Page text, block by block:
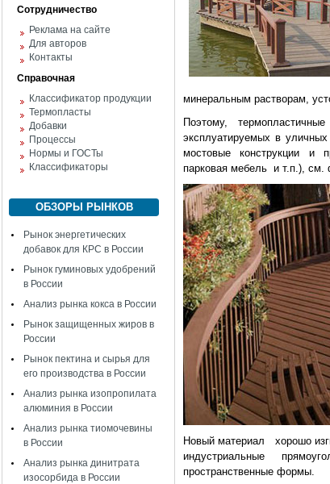
Сотрудничество
Реклама на сайте
Для авторов
Контакты
Справочная
Классификатор продукции
Термопласты
Добавки
Процессы
Нормы и ГОСТы
Классификаторы
ОБЗОРЫ РЫНКОВ
Рынок энергетических
добавок для КРС в России
Рынок гуминовых удобрений
в России
Анализ рынка кокса в России
Рынок защищенных жиров в
России
Рынок пектина и сырья для
его производства в России
Анализ рынка изопропилата
алюминия в России
Анализ рынка тиомочевины
в России
Анализ рынка динитрата
изосорбида в России
минеральным растворам,
Поэтому,
эксплуатируемых в
мостовые конструкции и
парковая мебель и т.п.), см.
Новый материал хорошо
индустриальные
пространственные формы.